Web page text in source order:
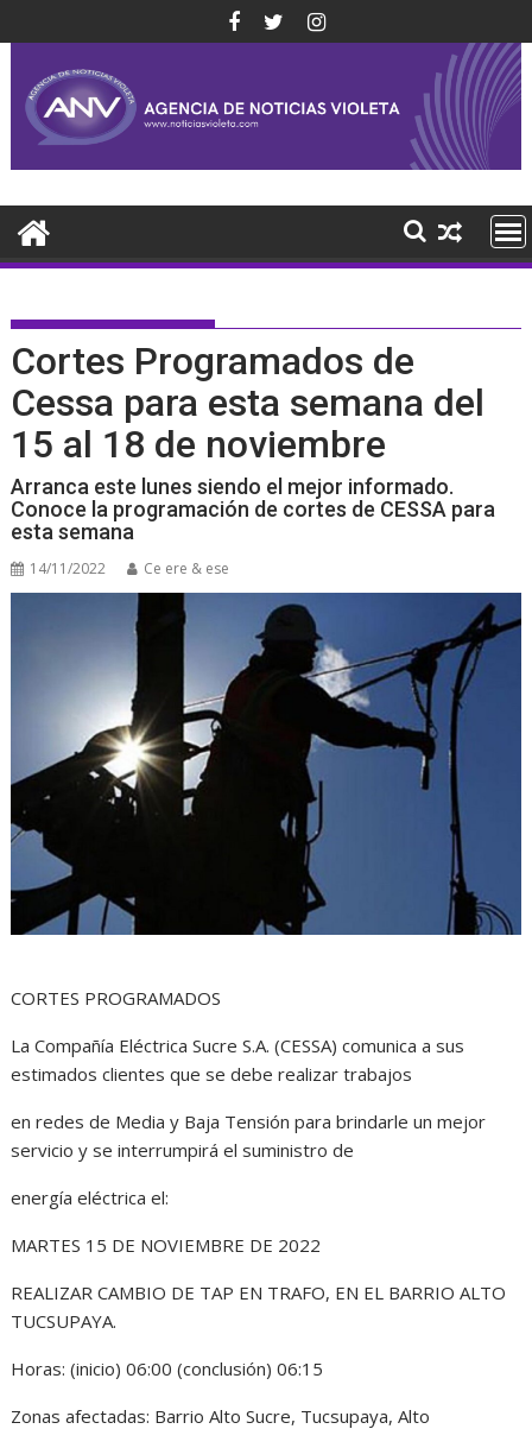
al
contenido
Cortes Programados de
Cessa para esta semana del
15 al 18 de noviembre
Arranca este lunes siendo el mejor informado.
Conoce la programación de cortes de CESSA para
esta semana
14/11/2022 Ce ere & ese
CORTES PROGRAMADOS
La Compañía Eléctrica Sucre S.A. (CESSA) comunica a sus
estimados clientes que se debe realizar trabajos
en redes de Media y Baja Tensión para brindarle un mejor
servicio y se interrumpirá el suministro de
energía eléctrica el:
MARTES 15 DE NOVIEMBRE DE 2022
REALIZAR CAMBIO DE TAP EN TRAFO, EN EL BARRIO ALTO
TUCSUPAYA.
Horas: (inicio) 06:00 (conclusión) 06:15
Zonas afectadas: Barrio Alto Sucre, Tucsupaya, Alto